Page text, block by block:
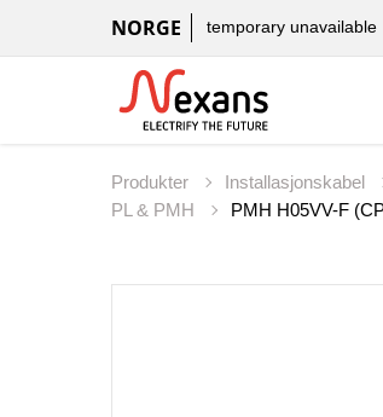
NORGE temporary unavailable
Produkter Installasjonskabel
PL & PMH
PMH H05VV-F